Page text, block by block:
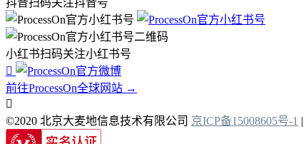
抖音扫码关注抖音号
小红书扫码关注小红书号

前往ProcessOn全球网站 →

©2020 北京大麦地信息技术有限公司 京ICP备15008605号-1 |